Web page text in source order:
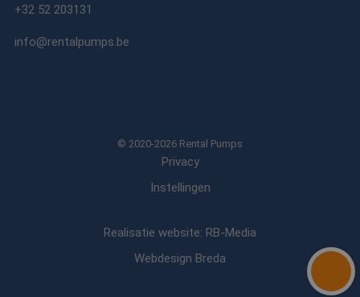
+32 52 203131
info@rentalpumps.be
© 2020-2026 Rental Pumps
Privacy
Instellingen
Realisatie website: RB-Media
Webdesign Breda